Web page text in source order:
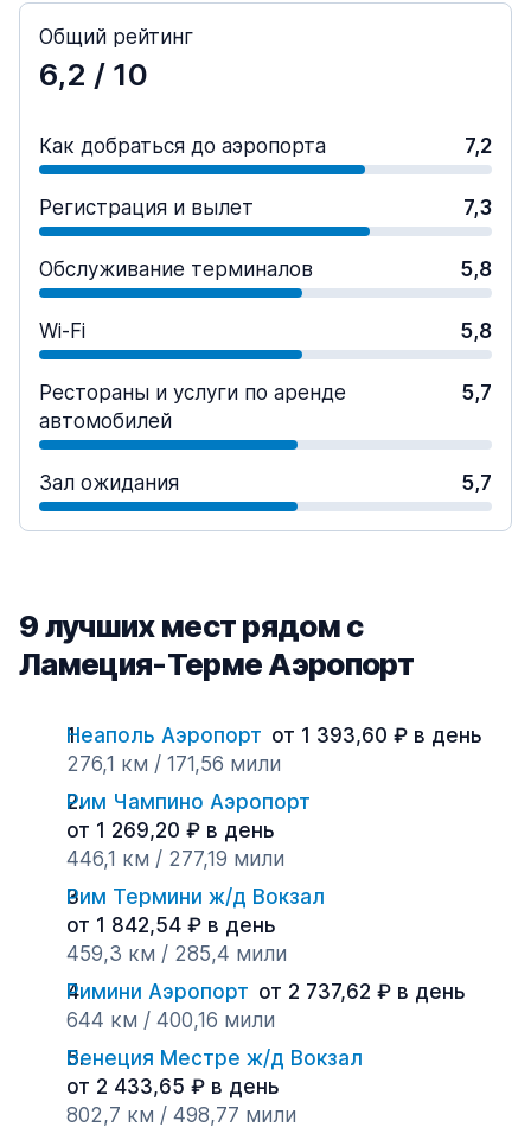
Общий рейтинг
6,2 / 10
Как добраться до аэропорта 7,2
Регистрация и вылет 7,3
Обслуживание терминалов 5,8
Wi-Fi 5,8
Рестораны и услуги по аренде
автомобилей
5,7
Зал ожидания 5,7
9 лучших мест рядом с
Ламеция-Терме Аэропорт
Неаполь Аэропорт от 1 393,60 ₽ в день
276,1 км / 171,56 мили
Рим Чампино Аэропорт
от 1 269,20 ₽ в день
446,1 км / 277,19 мили
Рим Термини ж/д Вокзал
от 1 842,54 ₽ в день
459,3 км / 285,4 мили
Римини Аэропорт от 2 737,62 ₽ в день
644 км / 400,16 мили
Венеция Местре ж/д Вокзал
от 2 433,65 ₽ в день
802,7 км / 498,77 мили